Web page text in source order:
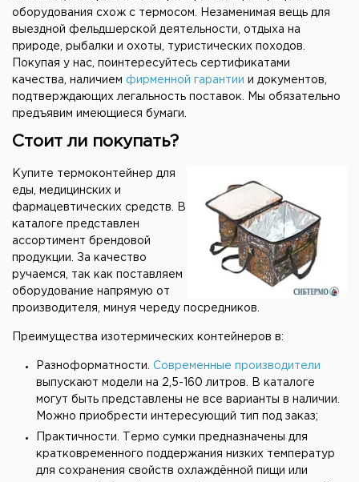
оборудования схож с термосом. Незаменимая вещь для
выездной фельдшерской деятельности, отдыха на
природе, рыбалки и охоты, туристических походов.
Покупая у нас, поинтересуйтесь сертификатами
качества, наличием фирменной гарантии и документов,
подтверждающих легальность поставок. Мы обязательно
предъявим имеющиеся бумаги.
Стоит ли покупать?
Купите термоконтейнер для
еды, медицинских и
фармацевтических средств. В
каталоге представлен
ассортимент брендовой
продукции. За качество
ручаемся, так как поставляем
оборудование напрямую от
производителя, минуя череду посредников.
Преимущества изотермических контейнеров в:
Разноформатности. Современные производители
выпускают модели на 2,5-160 литров. В каталоге
могут быть представлены не все варианты в наличии.
Можно приобрести интересующий тип под заказ;
Практичности. Термо сумки предназначены для
кратковременного поддержания низких температур
для сохранения свойств охлаждённой пищи или